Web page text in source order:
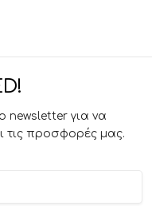
newsletter για να
τις προσφορές μας.